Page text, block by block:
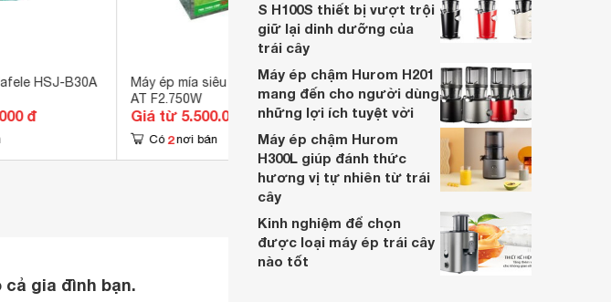
HSJ-B30A
đ
Máy ép mía siêu sạch Anh Tuấn
AT F2.750W
Giá từ 5.500.000 đ
Có 2 nơi bán
Máy ép trái cây tốc độ chậm
Kuvings NS-721R (NS-721)
Giá từ 5.889.000 đ
Có 3
cả gia đình bạn.
S H100S thiết bị vượt trội
giữ lại dinh dưỡng của
trái cây
Máy ép chậm Hurom H201
mang đến cho người dùng
những lợi ích tuyệt vời
Máy ép chậm Hurom
H300L giúp đánh thức
hương vị tự nhiên từ trái
cây
Kinh nghiệm để chọn
được loại máy ép trái cây
nào tốt